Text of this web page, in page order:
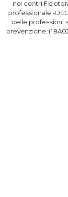
nei centri
professionale -
delle professioni
prevenzione.